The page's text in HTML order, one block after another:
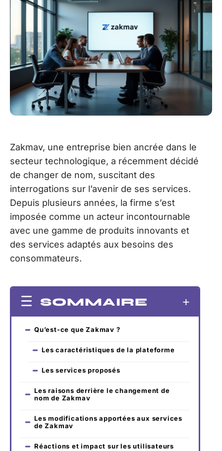
Zakmav, une entreprise bien ancrée dans le
secteur technologique, a récemment décidé
de changer de nom, suscitant des
interrogations sur l’avenir de ses services.
Depuis plusieurs années, la firme s’est
imposée comme un acteur incontournable
avec une gamme de produits innovants et
des services adaptés aux besoins des
consommateurs.
SOMMAIRE
Qu’est-ce que Zakmav ?
Les caractéristiques de la plateforme
Les services proposés
Les raisons derrière le changement de
nom de Zakmav
Les modifications apportées aux services
de Zakmav
Réactions et impact sur les utilisateurs